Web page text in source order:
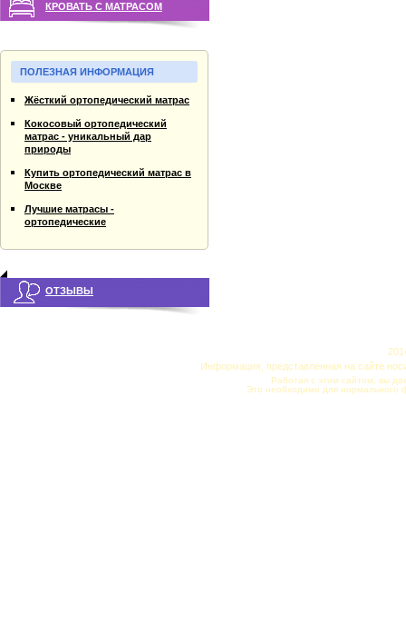
КРОВАТЬ С МАТРАСОМ
ПОЛЕЗНАЯ ИНФОРМАЦИЯ
Жёсткий ортопедический матрас
Кокосовый ортопедический
матрас - уникальный дар
природы
Купить ортопедический матрас в
Москве
Лучшие матрасы -
ортопедические
ОТЗЫВЫ
Информация, представленная на сайте
Работая с этим сайтом, вы
Это необходимо для нормального